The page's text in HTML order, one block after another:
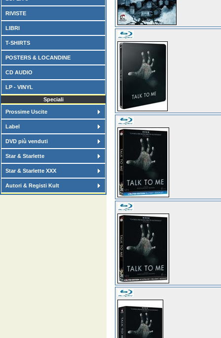
RIVISTE
LIBRI
T-SHIRTS
POSTERS & LOCANDINE
CD AUDIO
LP - VINYL
Speciali
Prossime Uscite
Label
DVD più venduti
Star & Starlette
Star & Starlette XXX
Autori & Registi Kult